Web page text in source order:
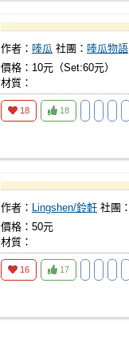
作者： 唪瓜 社團： 唪瓜物語
價格：10元（Set:60元）
材質：
18 18
作者： Lingshen/鈴軒 社團：
價格：50元
材質：
16 17